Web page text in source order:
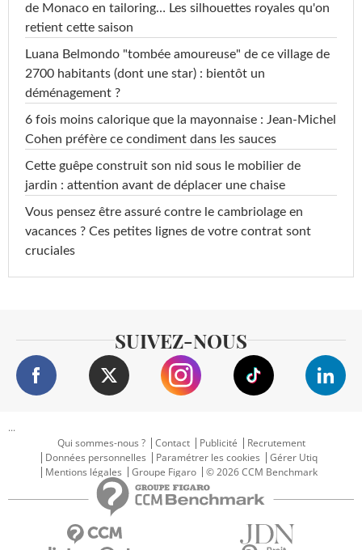
de Monaco en tailoring… Les silhouettes royales qu'on
retient cette saison
Luana Belmondo "tombée amoureuse" de ce village de
2700 habitants (dont une star) : bientôt un
déménagement ?
6 fois moins calorique que la mayonnaise : Jean-Michel
Cohen préfère ce condiment dans les sauces
Cette guêpe construit son nid sous le mobilier de
jardin : attention avant de déplacer une chaise
Vous pensez être assuré contre le cambriolage en
vacances ? Ces petites lignes de votre contrat sont
cruciales
SUIVEZ-NOUS
...
Qui sommes-nous ?
Contact Publicité
Recrutement
Données personnelles
Paramétrer les cookies
Gérer Utiq
Mentions légales
Groupe Figaro © 2026 CCM Benchmark